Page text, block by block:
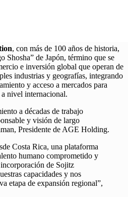
, con más de 100 años de historia,
Shosha” de Japón, término que se
e inversión global que operan de
industrias y geografías, integrando
y acceso a mercados para
nivel internacional.
a décadas de trabajo
y visión de largo
Presidente de AGE Holding.
Costa Rica, una plataforma
humano comprometido y
de Sojitz
capacidades y nos
etapa de expansión regional”,